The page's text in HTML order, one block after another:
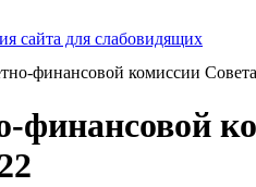
сайта для слабовидящих
финансовой комиссии
финансовой